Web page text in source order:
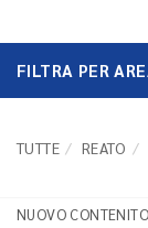
FILTRA PER
TUTTE REATO
NUOVO